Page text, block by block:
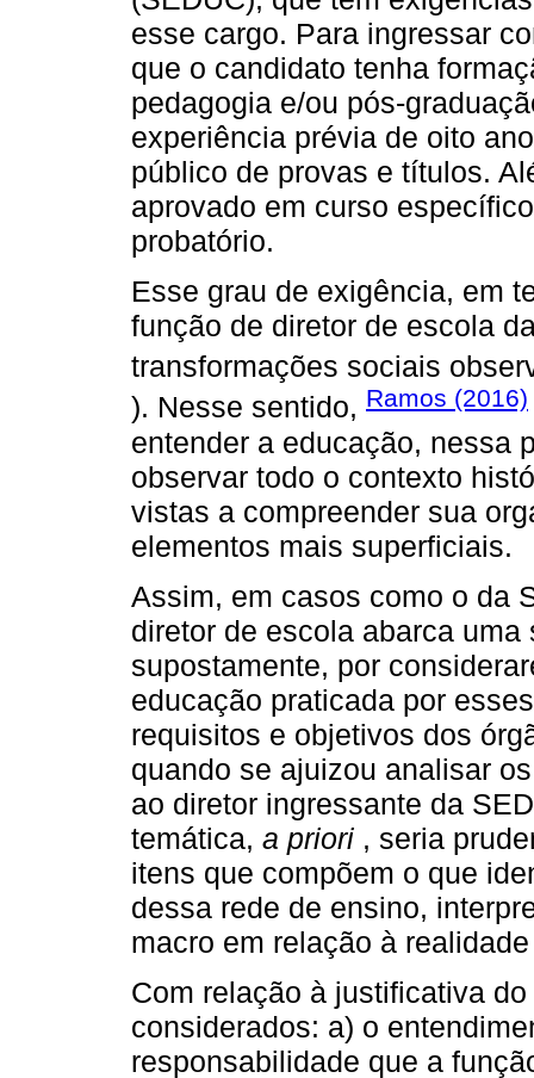
esse cargo. Para ingressar
que o candidato tenha
pedagogia e/ou pós-
experiência prévia de oito
público de provas e títulos.
aprovado em curso
probatório.
Esse grau de exigência, em
função de diretor de escola
transformações sociais
). Nesse sentido, Ramos (2016)
entender a educação, nessa
observar todo o contexto
vistas a compreender sua
elementos mais superficiais.
Assim, em casos como o da
diretor de escola abarca
supostamente, por
educação praticada por
requisitos e objetivos dos
quando se ajuizou analisar
ao diretor ingressante da
temática, a priori , seria
itens que compõem o que
dessa rede de ensino,
macro em relação à
Com relação à justificativa
considerados: a) o
responsabilidade que a